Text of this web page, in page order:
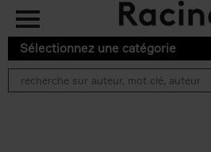
Aller au contenu principal
Sélectionnez une catégorie